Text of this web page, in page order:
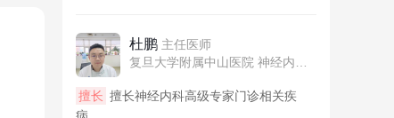
杜鹏 主任医师
擅长